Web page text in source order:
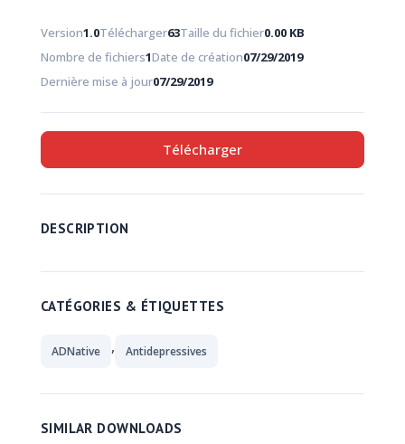
Version1.0Télécharger63Taille du fichier0.00 KB
Nombre de fichiers1Date de création07/29/2019
Dernière mise à jour07/29/2019
Télécharger
DESCRIPTION
CATÉGORIES & ÉTIQUETTES
ADNative , Antidepressives
SIMILAR DOWNLOADS